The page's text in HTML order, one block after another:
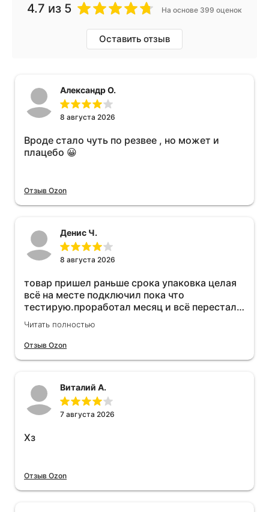
4.7 из 5 На основе 399 оценок
Оставить отзыв
Александр О.
8 августа 2026
Вроде стало чуть по резвее , но может и
плацебо 😀
Отзыв Ozon
Денис Ч.
8 августа 2026
товар пришел раньше срока упаковка целая
всё на месте подключил пока что
тестирую.проработал месяц и всё перестал
работать прибавился расход топлива , очень
жаль деньги на ветер
Читать полностью
Отзыв Ozon
Виталий А.
7 августа 2026
Хз
Отзыв Ozon